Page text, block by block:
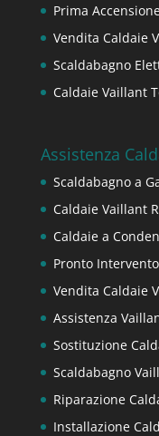
Prima
Vendita Caldaie
Scaldabagno
Caldaie Vaillant
Assistenza
Scaldabagno a
Caldaie Vaillant
Caldaie a
Pronto
Vendita Caldaie
Assistenza
Sostituzione
Scaldabagno
Riparazione
Installazione